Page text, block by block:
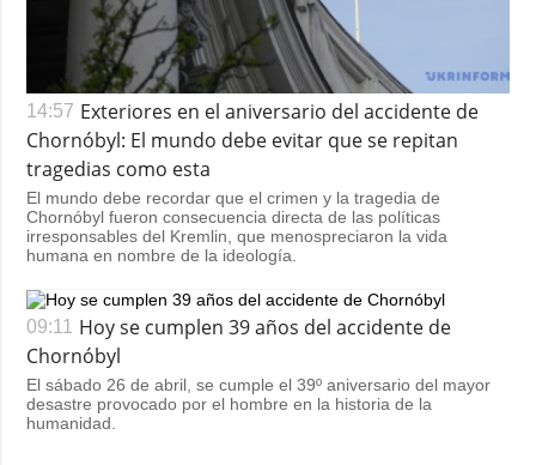
14:57 Exteriores en el aniversario del accidente de
Chornóbyl: El mundo debe evitar que se repitan
tragedias como esta
El mundo debe recordar que el crimen y la tragedia de
Chornóbyl fueron consecuencia directa de las políticas
irresponsables del Kremlin, que menospreciaron la vida
humana en nombre de la ideología.
09:11
Hoy se cumplen 39 años del accidente de
Chornóbyl
El sábado 26 de abril, se cumple el 39º aniversario del mayor
desastre provocado por el hombre en la historia de la
humanidad.